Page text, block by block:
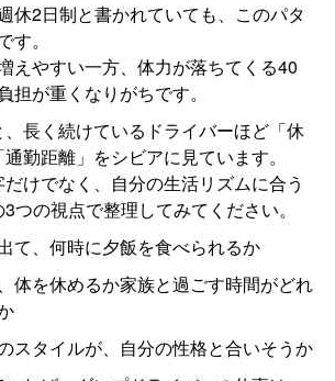
休2日制と書かれていても、このパタ
す。
えやすい一方、体力が落ちてくる40
担が重くなりがちです。
長く続けているドライバーほど「休
勤距離」をシビアに見ています。
けでなく、自分の生活リズムに合う
つの視点で整理してみてください。
て、何時に夕飯を食べられるか
体を休めるか家族と過ごす時間がどれ
スタイルが、自分の性格と合いそうか